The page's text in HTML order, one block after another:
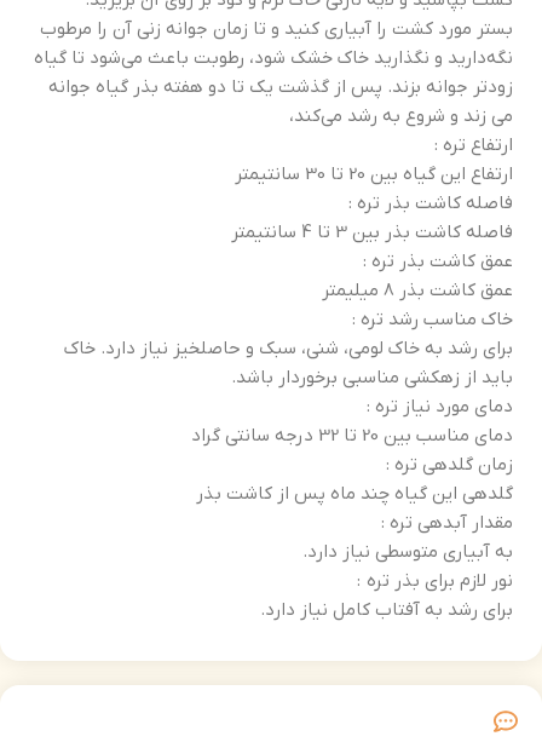
بستر مورد کشت را آبیاری کنید و تا زمان جوانه زنی آن را مرطوب
نگه‌دارید و نگذارید خاک خشک شود، رطوبت باعث می‌شود تا گیاه
زودتر جوانه بزند. پس از گذشت یک تا دو هفته بذر گیاه جوانه
می زند و شروع به رشد می‌کند،
ارتفاع تره :
ارتفاع این گیاه بین 20 تا 30 سانتیمتر
فاصله کاشت بذر تره :
فاصله کاشت بذر بین 3 تا 4 سانتیمتر
عمق کاشت بذر تره :
عمق کاشت بذر 8 میلیمتر
خاک مناسب رشد تره :
برای رشد به خاک لومی، شنی، سبک و حاصلخیز نیاز دارد. خاک
باید از زهکشی مناسبی برخوردار باشد.
دمای مورد نیاز تره :
دمای مناسب بین 20 تا 32 درجه سانتی گراد
زمان گلدهی تره :
گلدهی این گیاه چند ماه پس از کاشت بذر
مقدار آبدهی تره :
به آبیاری متوسطی نیاز دارد.
نور لازم برای بذر تره :
برای رشد به آفتاب کامل نیاز دارد.